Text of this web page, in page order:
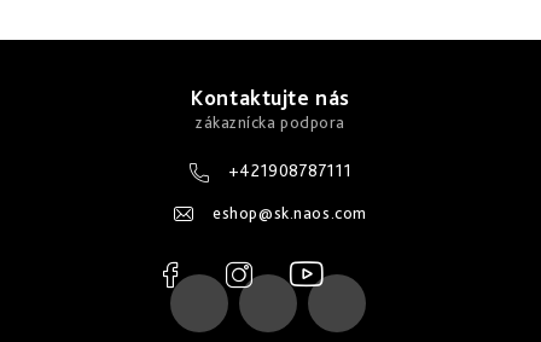
Kontaktujte nás
+421908787111
eshop@sk.naos.com